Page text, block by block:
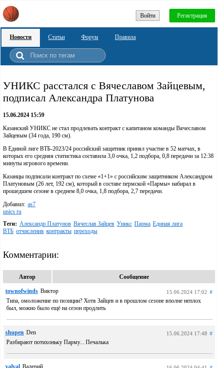
Войти Регистрация
Новости Статьи Форум Правила
УНИКС расстался с Вячеславом Зайцевым,
подписал Александра Платунова
15.06.2024 15:59
Казанский УНИКС не стал продлевать контракт с капитаном команды Вячеславом
Зайцевым (34 года, 190 см).
В Единой лиге ВТБ-2023/24 российский защитник принял участие в 52 матчах, в
которых его средняя статистика составила 3,0 очка, 1,2 подбора, 0,8 передачи за 12:38
минуты игрового времени.
Казанцы подписали контракт по схеме «1+1» с российским защитником Александром
Платуновым (26 лет, 192 см), который в составе пермской «Пармы» набирал в
прошедшем сезоне в среднем 8,0 очка, 1,8 подбора, 2,7 передачи.
Добавил: as7
unics ru
Теги: Александр Платунов Вячеслав Зайцев Уникс Парма Единая лига
ВТБ отчисления контракты переходы
Комментарии:
Автор Сообщение
townofwinds Виктор 15.06.2024 17:02 #
Типа, омоложение по позиции? Хотя Зайцев и в прошлом сезоне вполне неплох
был, можно было ещё на сезон продлить
shupen Den 15.06.2024 17:48 #
Разбирают потихоньку Парму... Печалька
valval Валерий